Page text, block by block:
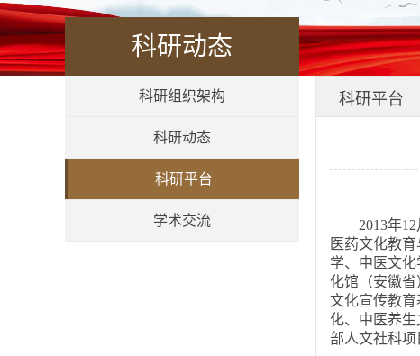
科研动态
科研组织架构
科研动态
科研平台
学术交流
科研平台
2013年
医药文化教
学、中医文
化馆（安徽
文化宣传教育
化、中医养
部人文社科项